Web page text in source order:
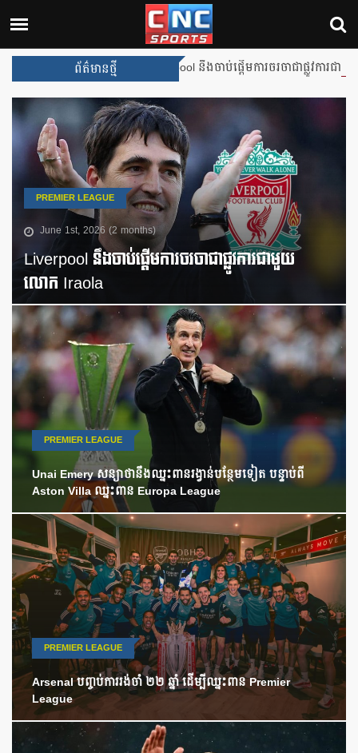
ព័ត៌មានថ្មីLiverpool នឹងចាប់ផ្តើមការចរចាជាផ្លូវការជាមួយលោក
PREMIER LEAGUE
June 1st, 2026 (2 months)
Liverpool នឹងចាប់ផ្តើមការចរចាជាផ្លូវការជាមួយ
លោក Iraola
PREMIER LEAGUE
Unai Emery សន្យាថានឹងឈ្នះពានរង្វាន់បន្ថែមទៀត បន្ទាប់ពី
Aston Villa ឈ្នះពាន Europa League
PREMIER LEAGUE
Arsenal បញ្ចប់ការរង់ចាំ ២២ ឆ្នាំ ដើម្បីឈ្នះពាន Premier
League